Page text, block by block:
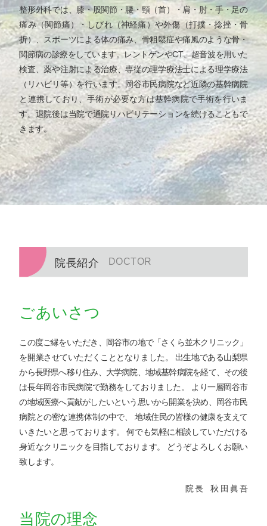
整形外科では、膝・股関節・腰・頸（首）・肩・肘・手・足の
痛み（関節痛）・しびれ（神経痛）や外傷（打撲・捻挫・骨
折）、スポーツによる体の痛み、骨粗鬆症や痛風のような骨・
関節病の診療をしています。レントゲンやCT、超音波を用いた
検査、薬や注射による治療、専従の理学療法士による理学療法
（リハビリ等）を行います。岡谷市民病院など近隣の基幹病院
と連携しており、手術が必要な方は基幹病院で手術を行いま
す。退院後は当院で通院リハビリテーションを続けることもで
きます。
院長紹介 DOCTOR
ごあいさつ
この度ご縁をいただき、岡谷市の地で「さくら並木クリニック」
を開業させていただくこととなりました。
出生地である山梨県
から長野県へ移り住み、大学病院、地域基幹病院を経て、その後
は長年岡谷市民病院で勤務をしておりました。
より一層岡谷市
の地域医療へ貢献がしたいという思いから開業を決め、岡谷市民
病院との密な連携体制の中で、 地域住民の皆様の健康を支えて
いきたいと思っております。 何でも気軽に相談していただける
身近なクリニックを目指しております。
どうぞよろしくお願い
致します。
院 長 秋 田 眞 吾
当院の理念